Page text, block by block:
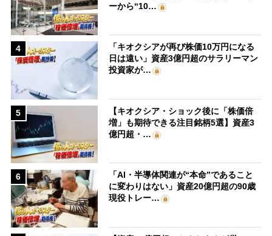
ーから“10…
4
「キオクシアが再び株価10万円になる
日は遠い」資産3億円超のサラリーマン
投資家が…
5
【キオクシア・ショック後に「株価倍
増」も期待できる注目銘柄5選】資産3
億円超・…
6
「AI・半導体関連が“本命”であること
に変わりはない」資産20億円超の90歳
現役トレー…